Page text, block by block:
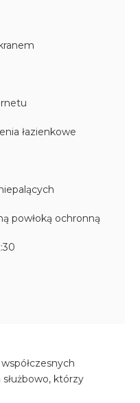
łazienkowe
powłoką ochronną
którzy